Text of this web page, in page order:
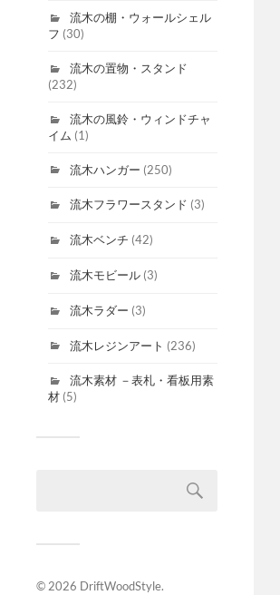
流木の棚・ウォールシェル
フ (30)
流木の置物・スタンド
(232)
流木の風鈴・ウィンドチャ
イム (1)
流木ハンガー (250)
流木フラワースタンド (3)
流木ベンチ (42)
流木モビール(3)
流木ラダー (3)
流木レジンアート (236)
流木素材 －表札・看板用素
材(5)
© 2026 DriftWoodStyle.